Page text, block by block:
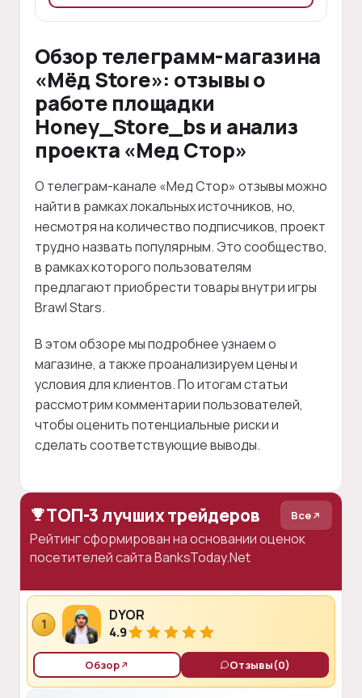
Обзор телеграмм-магазина
«Мёд Store»: отзывы о
работе площадки
Honey_Store_bs и анализ
проекта «Мед Стор»
О телеграм-канале «Мед Стор» отзывы можно
найти в рамках локальных источников, но,
несмотря на количество подписчиков, проект
трудно назвать популярным. Это сообщество,
в рамках которого пользователям
предлагают приобрести товары внутри игры
Brawl Stars.
В этом обзоре мы подробнее узнаем о
магазине, а также проанализируем цены и
условия для клиентов. По итогам статьи
рассмотрим комментарии пользователей,
чтобы оценить потенциальные риски и
сделать соответствующие выводы.
ТОП-3 лучших трейдеров Все
Рейтинг сформирован на основании оценок
посетителей сайта BanksToday.Net
1
DYOR
4.9
Обзор Отзывы(0)